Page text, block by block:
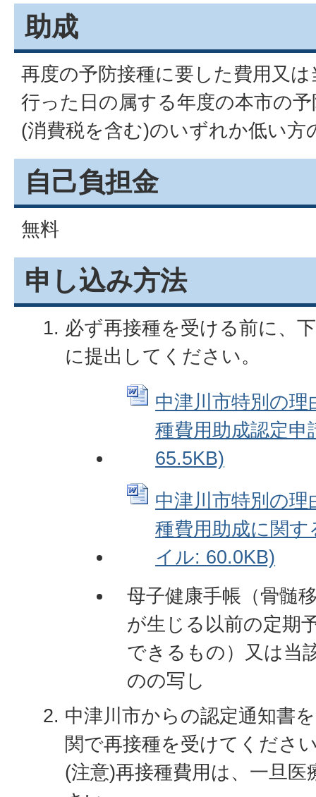
助成
再度の予防接種に要した費用又
行った日の属する年度の本市の
(消費税を含む)のいずれか低い方
自己負担金
無料
申し込み方法
必ず再接種を受ける前に、
に提出してください。
中津川市特別の
種費用助成認定
65.5KB)
中津川市特別の
種費用助成に関
イル: 60.0KB)
母子健康手帳（骨髄
が生じる以前の定期
できるもの）又は当
のの写し
中津川市からの認定通知書
関で再接種を受けてくださ
(注意)再接種費用は、一旦